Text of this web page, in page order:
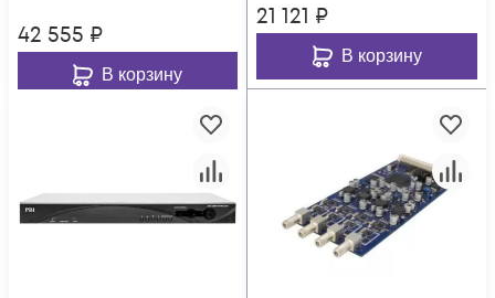
42 555 ₽
В корзину
21 121 ₽
В корзину